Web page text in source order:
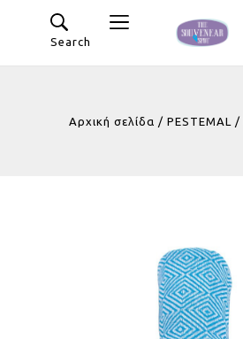
Search
Αρχική σελίδα / PESTEMAL /